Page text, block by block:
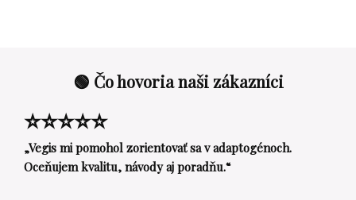
🟢 Čo hovoria naši zákazníci
⭐⭐⭐⭐⭐
„Vegis mi pomohol zorientovať sa v adaptogénoch.
Oceňujem kvalitu, návody aj poradňu.“